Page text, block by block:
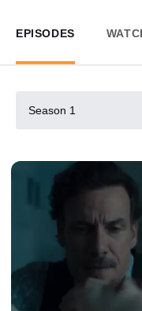
EPISODES
Season 1